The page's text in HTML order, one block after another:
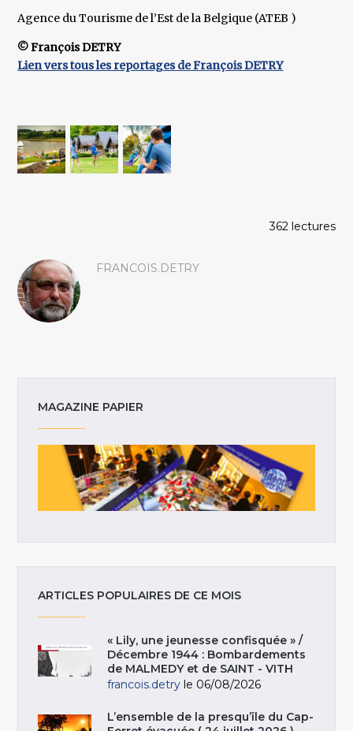
Agence du Tourisme de l’Est de la Belgique (ATEB )
© François DETRY
Lien vers tous les reportages de François DETRY
362 lectures
FRANCOIS.DETRY
MAGAZINE PAPIER
ARTICLES POPULAIRES DE CE MOIS
« Lily, une jeunesse confisquée » /
Décembre 1944 : Bombardements
de MALMEDY et de SAINT - VITH
francois.detry le 06/08/2026
L’ensemble de la presqu’île du Cap-